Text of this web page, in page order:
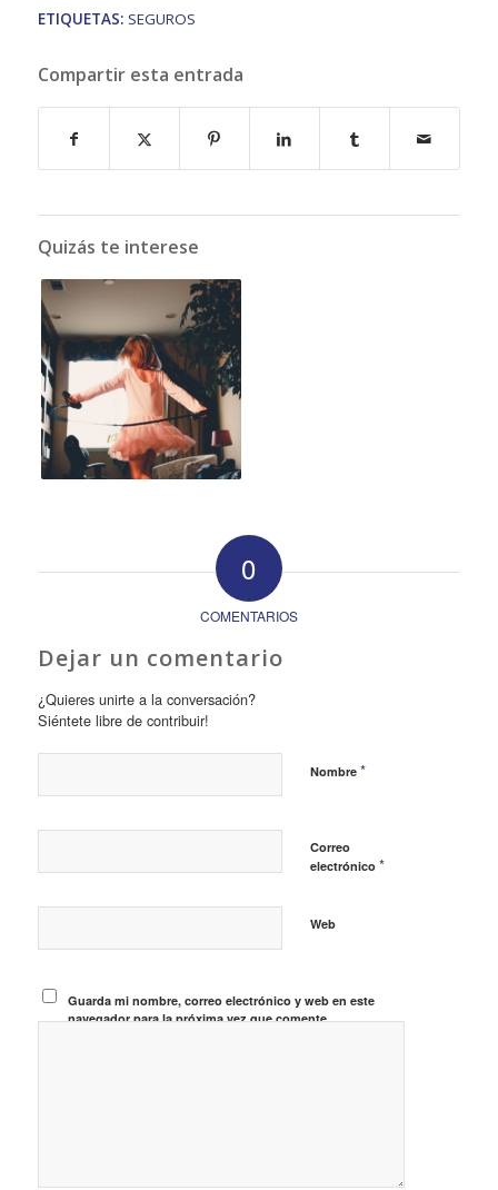
ETIQUETAS: SEGUROS
Compartir esta entrada
Quizás te interese
0
COMENTARIOS
Dejar un comentario
¿Quieres unirte a la conversación?
Siéntete libre de contribuir!
Nombre *
Correo
electrónico *
Web
Guarda mi nombre, correo electrónico y web en este
navegador para la próxima vez que comente.